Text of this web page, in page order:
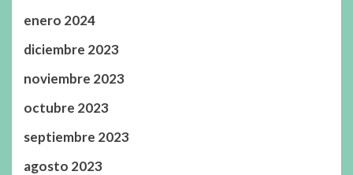
enero 2024
diciembre 2023
noviembre 2023
octubre 2023
septiembre 2023
agosto 2023